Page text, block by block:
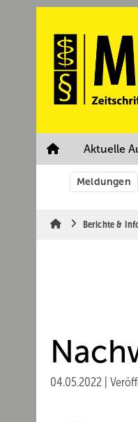
Aktuelle
Meldungen
Berichte &
04.05.2022